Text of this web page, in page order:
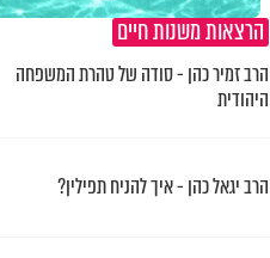
הרצאות משנות חיים
הרב זמיר כהן - סודה של טהרת המשפחה
היהודית
הרב יגאל כהן - איך להניח תפילין?